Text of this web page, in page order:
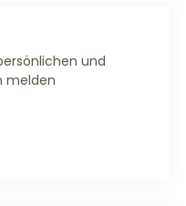
und
melden